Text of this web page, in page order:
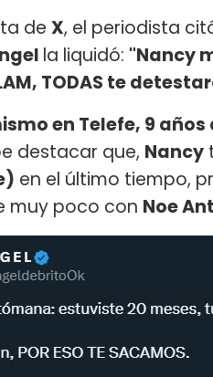
de X, el periodista
la liquidó: "Nancy
TODAS te
en Telefe, 9
destacar que, Nancy
en el último tiempo,
muy poco con Noe